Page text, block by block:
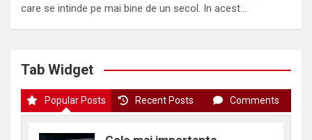
care se intinde pe mai bine de un secol. In acest…
Tab Widget
Popular Posts Recent Posts Comments